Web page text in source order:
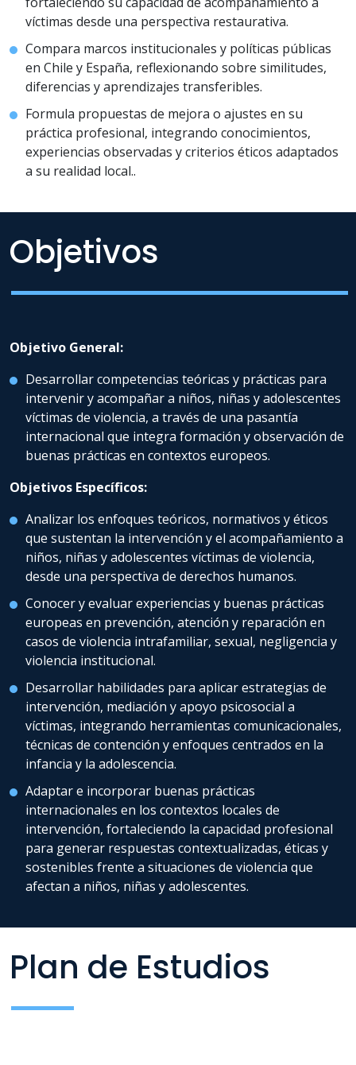
víctimas desde una perspectiva restaurativa.
Compara marcos institucionales y políticas públicas
en Chile y España, reflexionando sobre similitudes,
diferencias y aprendizajes transferibles.
Formula propuestas de mejora o ajustes en su
práctica profesional, integrando conocimientos,
experiencias observadas y criterios éticos adaptados
a su realidad local..
Objetivo General:
Desarrollar competencias teóricas y prácticas para
intervenir y acompañar a niños, niñas y adolescentes
víctimas de violencia, a través de una pasantía
internacional que integra formación y observación de
buenas prácticas en contextos europeos.
Objetivos Específicos:
Analizar los enfoques teóricos, normativos y éticos
que sustentan la intervención y el acompañamiento a
niños, niñas y adolescentes víctimas de violencia,
desde una perspectiva de derechos humanos.
Conocer y evaluar experiencias y buenas prácticas
europeas en prevención, atención y reparación en
casos de violencia intrafamiliar, sexual, negligencia y
violencia institucional.
Desarrollar habilidades para aplicar estrategias de
intervención, mediación y apoyo psicosocial a
víctimas, integrando herramientas comunicacionales,
técnicas de contención y enfoques centrados en la
infancia y la adolescencia.
Adaptar e incorporar buenas prácticas
internacionales en los contextos locales de
intervención, fortaleciendo la capacidad profesional
para generar respuestas contextualizadas, éticas y
sostenibles frente a situaciones de violencia que
afectan a niños, niñas y adolescentes.
Objetivos
Plan de Estudios